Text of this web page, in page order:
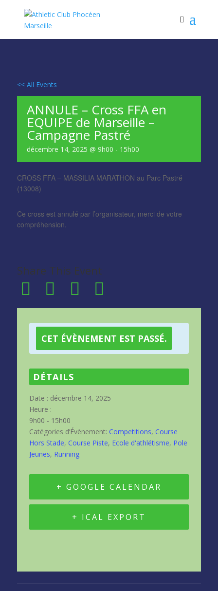
<< All Events
ANNULE – Cross FFA en
EQUIPE de Marseille –
Campagne Pastré
décembre 14, 2025 @ 9h00 - 15h00
CROSS FFA – MASSILIA MARATHON au Parc Pastré
(13008)
Ce cross est annulé par l’organisateur, merci de votre
compréhension.
Share This Event
CET ÉVÈNEMENT EST PASSÉ.
DÉTAILS
Date : décembre 14, 2025
Heure :
9h00 - 15h00
Catégories d’Évènement: Competitions, Course
Hors Stade, Course Piste, Ecole d'athlétisme, Pole
Jeunes, Running
+ GOOGLE CALENDAR
+ ICAL EXPORT